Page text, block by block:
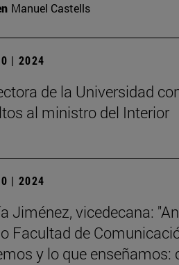
Manuel Castells
| 2024
de la Universidad
al ministro del Interior
| 2024
Jiménez, vicedecana:
Facultad de
y lo que enseñamos: